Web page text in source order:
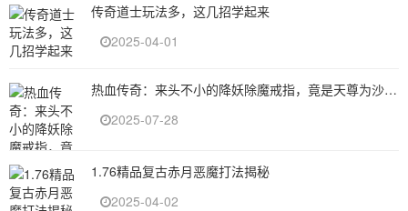
传奇道士玩法多，这几招学起来
2025-04-01
热血传奇：来头不小的降妖除魔戒指，竟是天尊为沙巴克勇士打造的的全属性神戒（上）
2025-07-28
1.76精品复古赤月恶魔打法揭秘
2025-04-02